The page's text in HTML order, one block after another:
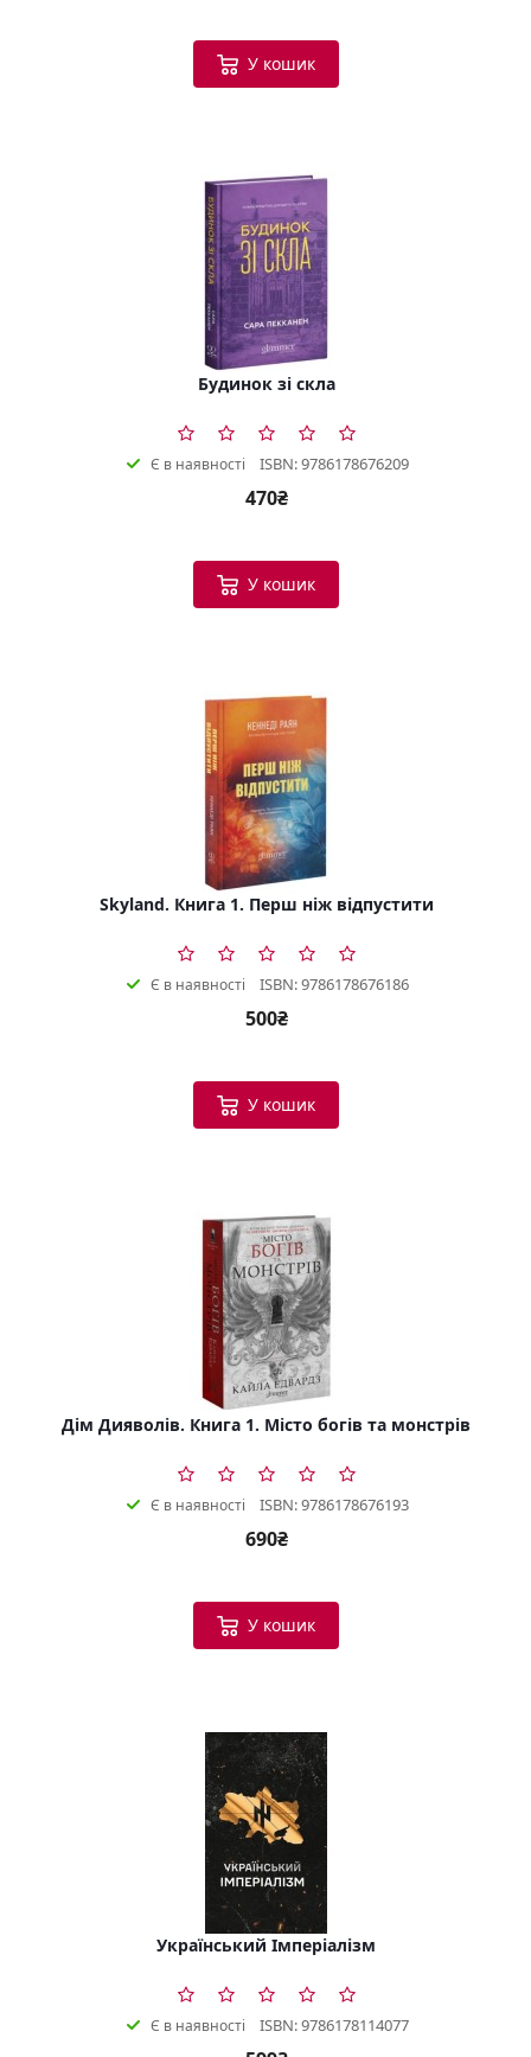
У кошик
Будинок зі скла
Є в наявності ISBN: 9786178676209
470₴
У кошик
Skyland. Книга 1. Перш ніж відпустити
Є в наявності ISBN: 9786178676186
500₴
У кошик
Дім Дияволів. Книга 1. Місто богів та монстрів
Є в наявності ISBN: 9786178676193
690₴
У кошик
Український Імперіалізм
Є в наявності ISBN: 9786178114077